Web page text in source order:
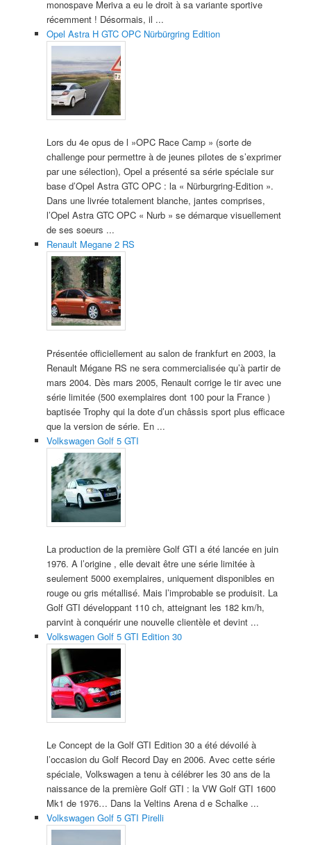
monospave Meriva a eu le droit à sa variante sportive
récemment ! Désormais, il ...
Opel Astra H GTC OPC Nürbürgring Edition
Lors du 4e opus de l »OPC Race Camp » (sorte de
challenge pour permettre à de jeunes pilotes de s’exprimer
par une sélection), Opel a présenté sa série spéciale sur
base d’Opel Astra GTC OPC : la « Nürburgring-Edition ».
Dans une livrée totalement blanche, jantes comprises,
l’Opel Astra GTC OPC « Nurb » se démarque visuellement
de ses soeurs ...
Renault Megane 2 RS
Présentée officiellement au salon de frankfurt en 2003, la
Renault Mégane RS ne sera commercialisée qu’à partir de
mars 2004. Dès mars 2005, Renault corrige le tir avec une
série limitée (500 exemplaires dont 100 pour la France )
baptisée Trophy qui la dote d’un châssis sport plus efficace
que la version de série. En ...
Volkswagen Golf 5 GTI
La production de la première Golf GTI a été lancée en juin
1976. A l’origine , elle devait être une série limitée à
seulement 5000 exemplaires, uniquement disponibles en
rouge ou gris métallisé. Mais l’improbable se produisit. La
Golf GTI développant 110 ch, atteignant les 182 km/h,
parvint à conquérir une nouvelle clientèle et devint ...
Volkswagen Golf 5 GTI Edition 30
Le Concept de la Golf GTI Edition 30 a été dévoilé à
l’occasion du Golf Record Day en 2006. Avec cette série
spéciale, Volkswagen a tenu à célébrer les 30 ans de la
naissance de la première Golf GTI : la VW Golf GTI 1600
Mk1 de 1976… Dans la Veltins Arena d e Schalke ...
Volkswagen Golf 5 GTI Pirelli